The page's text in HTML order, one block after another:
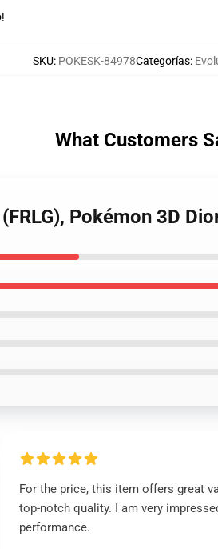
SKU: POKESK-84978Categorías:
What Customers
Pokémon 3D
For the price, this item offers great
top-notch quality. I am very
performance.